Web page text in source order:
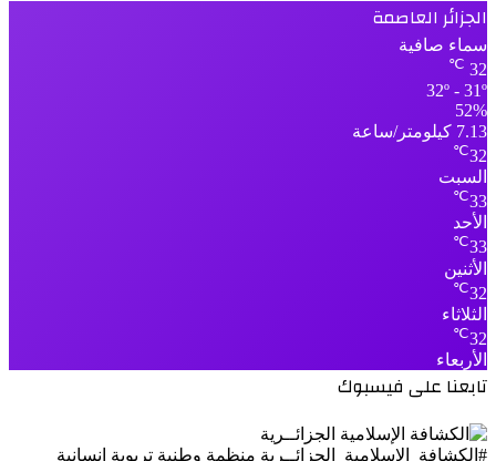
الجزائر العاصمة
سماء صافية
32
℃
32º - 31º
52%
7.13 كيلومتر/ساعة
32
℃
السبت
33
℃
الأحد
33
℃
الأثنين
32
℃
الثلاثاء
32
℃
الأربعاء
تابعنا على فيسبوك
#الكشافة_الإسلامية_الجزائــرية منظمة وطنية تربوية إنسانية